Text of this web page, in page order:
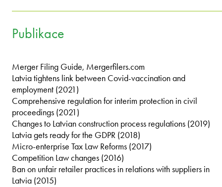
Publikace
Merger Filing Guide, Mergerfilers.com
Latvia tightens link between Covid-vaccination and
employment (2021)
Comprehensive regulation for interim protection in civil
proceedings (2021)
Changes to Latvian construction process regulations (2019)
Latvia gets ready for the GDPR (2018)
Micro-enterprise Tax Law Reforms (2017)
Competition Law changes (2016)
Ban on unfair retailer practices in relations with suppliers in
Latvia (2015)